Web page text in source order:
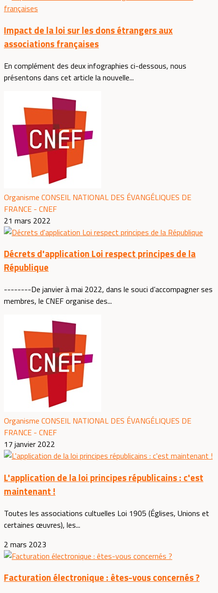
Impact de la loi sur les dons étrangers aux
associations françaises
En complément des deux infographies ci-dessous, nous
présentons dans cet article la nouvelle...
Organisme CONSEIL NATIONAL DES ÉVANGÉLIQUES DE
FRANCE - CNEF
21 mars 2022
Décrets d'application Loi respect principes de la
République
--------De janvier à mai 2022, dans le souci d’accompagner ses
membres, le CNEF organise des...
Organisme CONSEIL NATIONAL DES ÉVANGÉLIQUES DE
FRANCE - CNEF
17 janvier 2022
L'application de la loi principes républicains : c'est
maintenant !
Toutes les associations cultuelles Loi 1905 (Églises, Unions et
certaines œuvres), les...
2 mars 2023
Facturation électronique : êtes-vous concernés ?